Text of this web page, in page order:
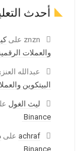
أحدث
znzn على
والعملات
عبدالله
البيتكوين
ليث الغول
Binance
achraf على
Binance